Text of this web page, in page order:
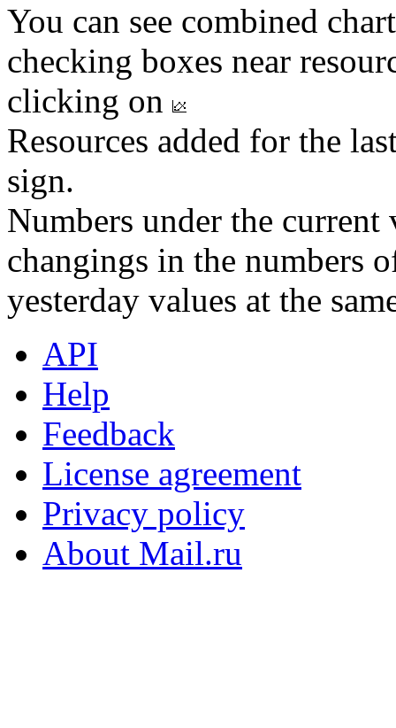
You can see combined
checking boxes near
clicking on
Resources added for the
sign.
Numbers under the
changings in the numbers
yesterday values at the
API
Help
Feedback
License agreement
Privacy policy
About Mail.ru